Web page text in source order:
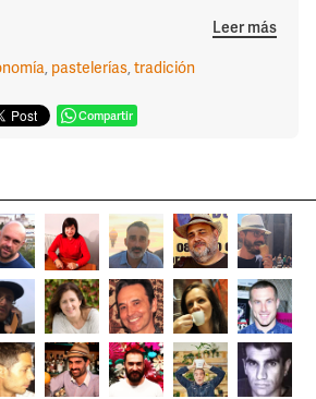
Leer más
, pastelerías,tradición
Compartir